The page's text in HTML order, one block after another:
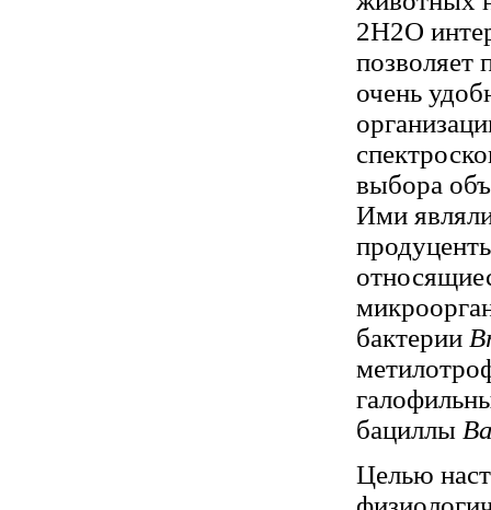
2H2О
позволяет
очень
выбора
Ими
бактерии
бациллы
Целью